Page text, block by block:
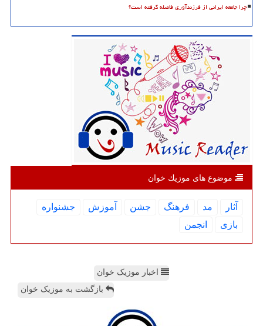
چرا جامعه ایرانی از فرزندآوری فاصله گرفته است؟
موضوع های موزیك خوان
آثار مد فرهنگ جشن آموزش
جشنواره
بازی
انجمن
اخبار موزیک خوان
بازگشت به موزیک خوان